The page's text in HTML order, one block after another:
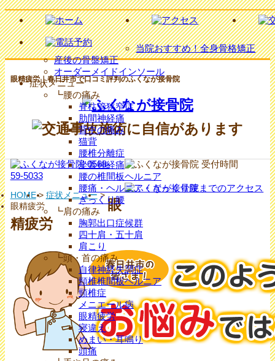
当院おすすめ！全身骨格矯正
産後の骨盤矯正
オーダーメイドインソール
症状メニュー
┗腰の痛み
脊柱管狭窄症
肋間神経痛
背中の痛み
猫背
腰椎分離症
坐骨神経痛
腰の椎間板ヘルニア
腰痛・ヘルニア・ぎっくり腰
ぎっくり腰
┗肩の痛み
胸郭出口症候群
四十肩・五十肩
肩こり
┗頭・首の痛み
自律神経失調症
頸椎椎間板ヘルニア
頸椎症
メニエール病
眼精疲労
寝違え
めまい・耳鳴り
頭痛
眼精疲労｜春日井市で口コミ評判のふくなが接骨院
HOME> 症状メニュー>
眼精疲労
眼
精疲労